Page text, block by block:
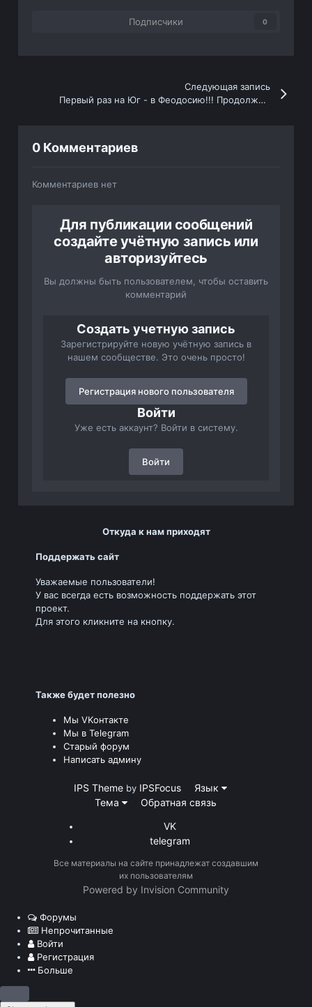
Подписчики 0
Следующая запись
Первый раз на Юг - в Феодосию!!! Продолжение.
0 Комментариев
Комментариев нет
Для публикации сообщений
создайте учётную запись или
авторизуйтесь
Вы должны быть пользователем, чтобы оставить
комментарий
Создать учетную запись
Зарегистрируйте новую учётную запись в
нашем сообществе. Это очень просто!
Регистрация нового пользователя
Войти
Уже есть аккаунт? Войти в систему.
Войти
Откуда к нам приходят
Поддержать сайт
Уважаемые пользователи!
У вас всегда есть возможность поддержать этот
проект.
Для этого кликните на кнопку.
Также будет полезно
Мы VKонтакте
Мы в Telegram
Старый форум
Написать админу
IPS Theme by IPSFocus
Язык
Тема
Обратная связь
VK
telegram
Все материалы на сайте принадлежат создавшим
их пользователям
Powered by Invision Community
Форумы
Непрочитанные
Войти
Регистрация
Больше